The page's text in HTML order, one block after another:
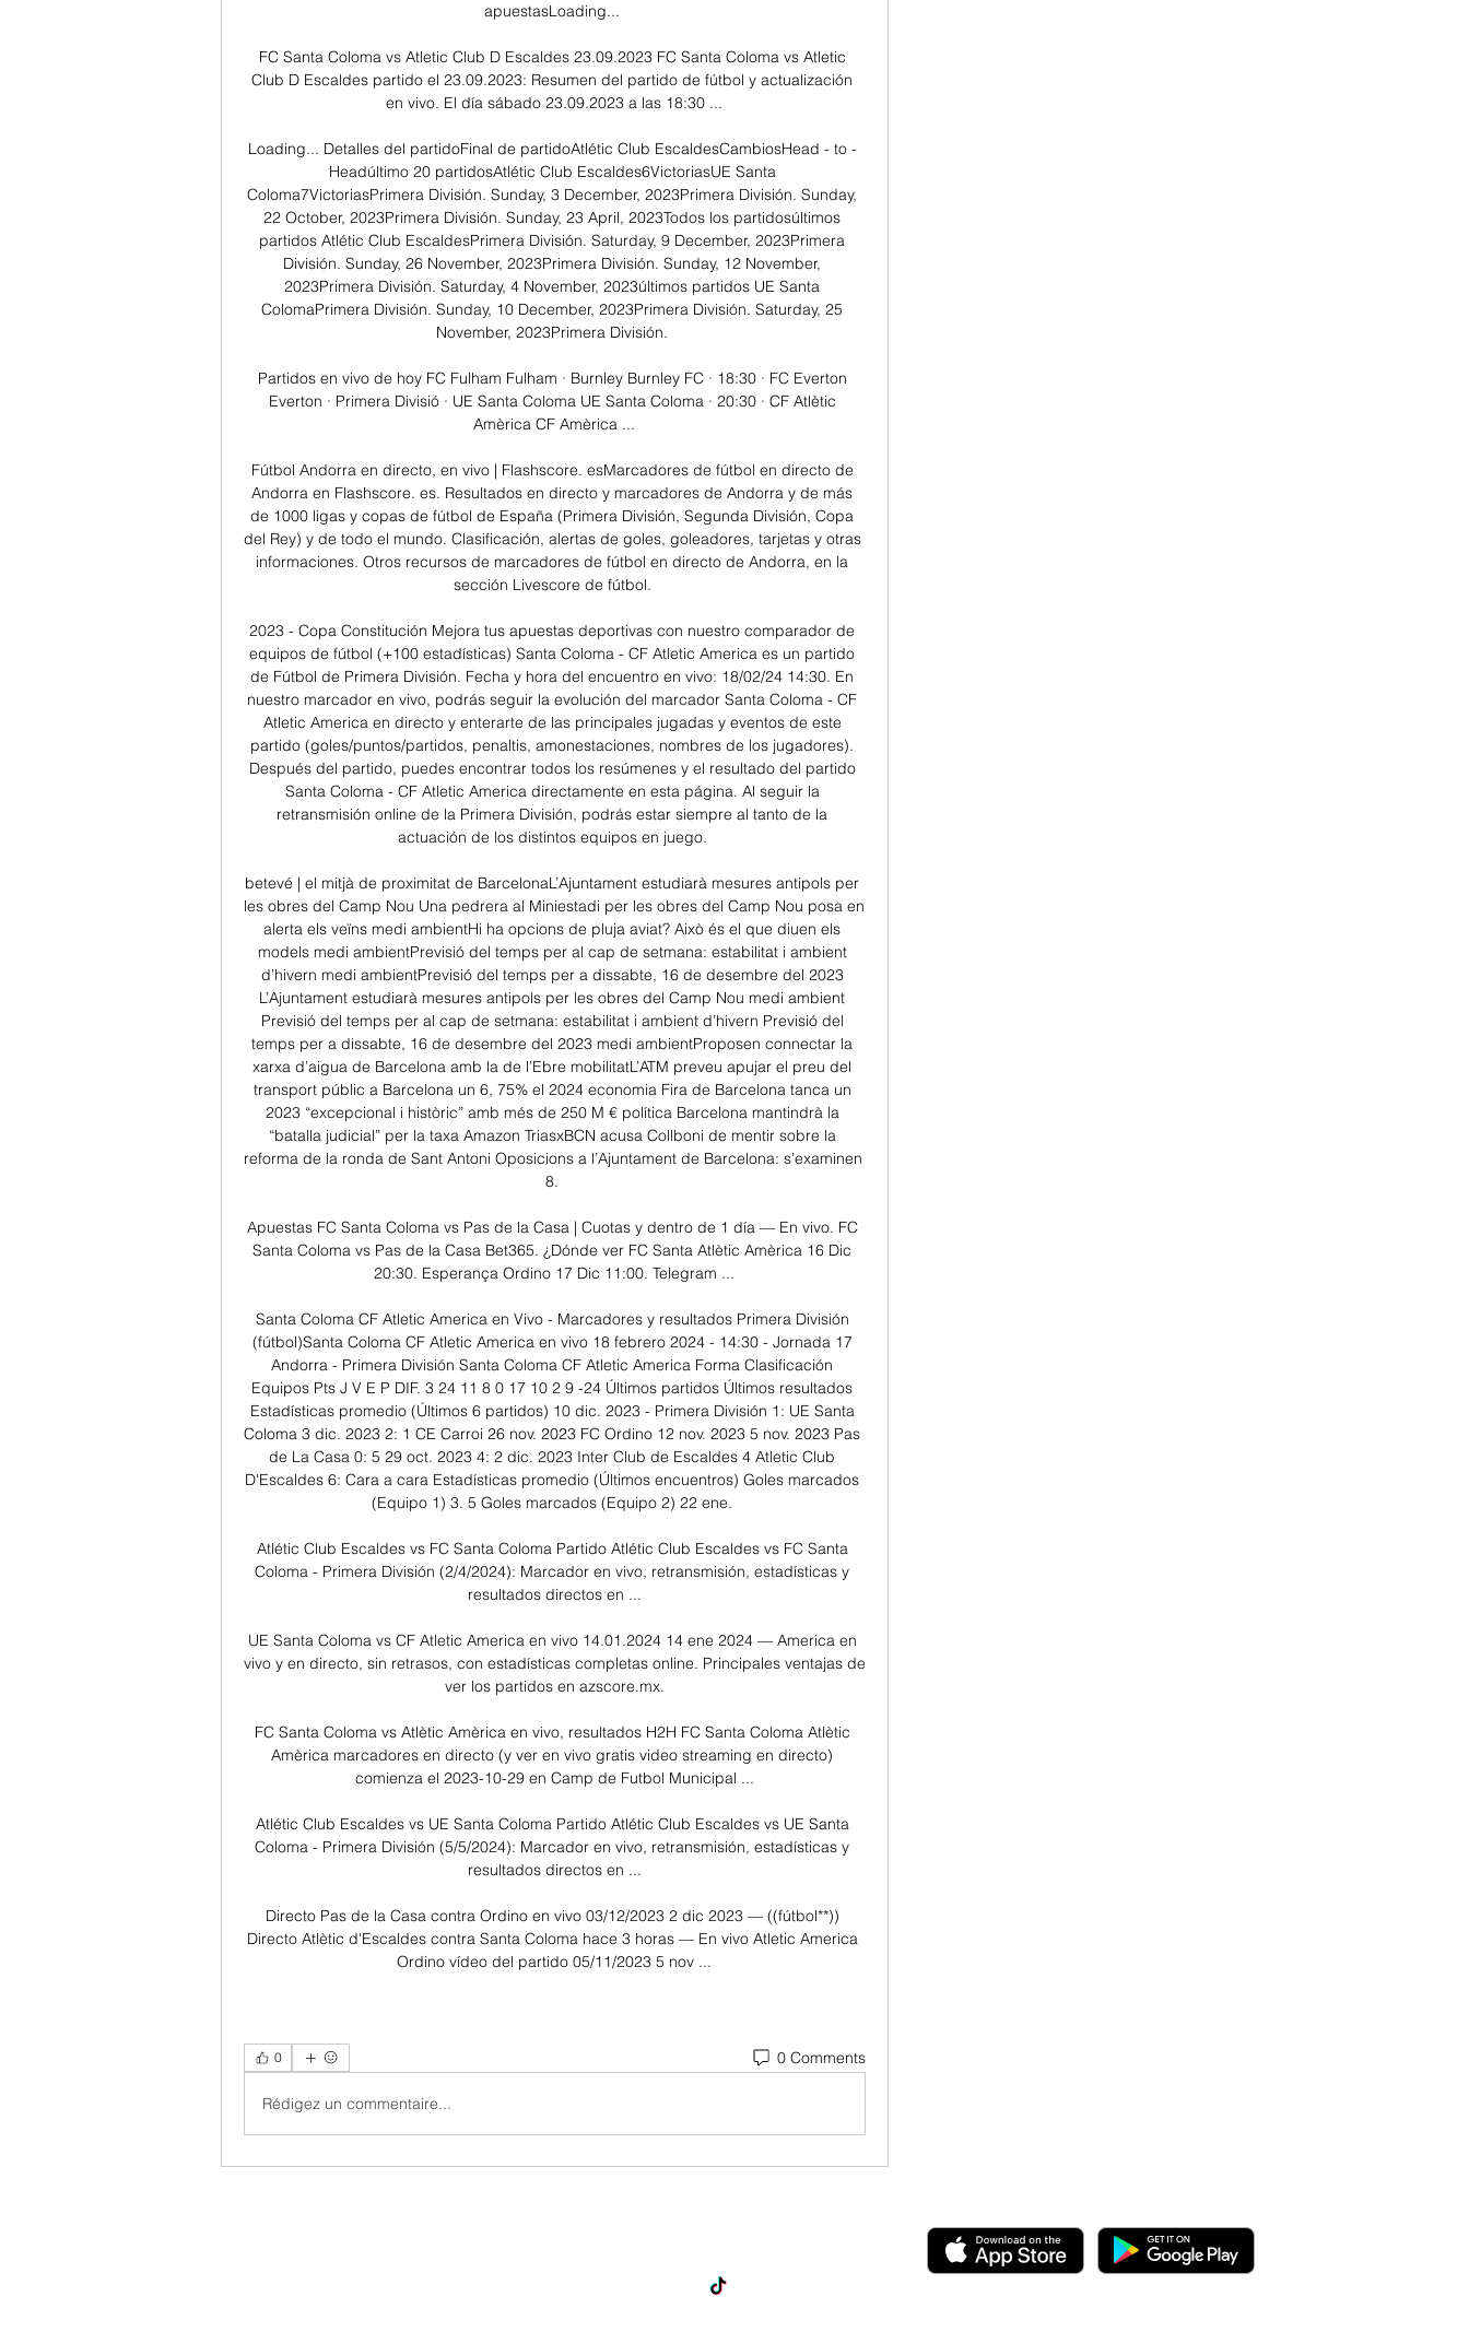
apuestasLoading...
FC Santa Coloma vs Atletic Club D Escaldes 23.09.2023 FC Santa Coloma vs Atletic
Club D Escaldes partido el 23.09.2023: Resumen del partido de fútbol y actualización
en vivo. El día sábado 23.09.2023 a las 18:30 ...
Loading... Detalles del partidoFinal de partidoAtlétic Club EscaldesCambiosHead - to -
Headúltimo 20 partidosAtlétic Club Escaldes6VictoriasUE Santa
Coloma7VictoriasPrimera División. Sunday, 3 December, 2023Primera División. Sunday,
22 October, 2023Primera División. Sunday, 23 April, 2023Todos los partidosúltimos
partidos Atlétic Club EscaldesPrimera División. Saturday, 9 December, 2023Primera
División. Sunday, 26 November, 2023Primera División. Sunday, 12 November,
2023Primera División. Saturday, 4 November, 2023últimos partidos UE Santa
ColomaPrimera División. Sunday, 10 December, 2023Primera División. Saturday, 25
November, 2023Primera División.
Partidos en vivo de hoy FC Fulham Fulham · Burnley Burnley FC · 18:30 · FC Everton
Everton · Primera Divisió · UE Santa Coloma UE Santa Coloma · 20:30 · CF Atlètic
Amèrica CF Amèrica ...
Fútbol Andorra en directo, en vivo | Flashscore. esMarcadores de fútbol en directo de
Andorra en Flashscore. es. Resultados en directo y marcadores de Andorra y de más
de 1000 ligas y copas de fútbol de España (Primera División, Segunda División, Copa
del Rey) y de todo el mundo. Clasificación, alertas de goles, goleadores, tarjetas y otras
informaciones. Otros recursos de marcadores de fútbol en directo de Andorra, en la
sección Livescore de fútbol.
2023 - Copa Constitución Mejora tus apuestas deportivas con nuestro comparador de
equipos de fútbol (+100 estadísticas) Santa Coloma - CF Atletic America es un partido
de Fútbol de Primera División. Fecha y hora del encuentro en vivo: 18/02/24 14:30. En
nuestro marcador en vivo, podrás seguir la evolución del marcador Santa Coloma - CF
Atletic America en directo y enterarte de las principales jugadas y eventos de este
partido (goles/puntos/partidos, penaltis, amonestaciones, nombres de los jugadores).
Después del partido, puedes encontrar todos los resúmenes y el resultado del partido
Santa Coloma - CF Atletic America directamente en esta página. Al seguir la
retransmisión online de la Primera División, podrás estar siempre al tanto de la
actuación de los distintos equipos en juego.
betevé | el mitjà de proximitat de BarcelonaL’Ajuntament estudiarà mesures antipols per
les obres del Camp Nou Una pedrera al Miniestadi per les obres del Camp Nou posa en
alerta els veïns medi ambientHi ha opcions de pluja aviat? Això és el que diuen els
models medi ambientPrevisió del temps per al cap de setmana: estabilitat i ambient
d’hivern medi ambientPrevisió del temps per a dissabte, 16 de desembre del 2023
L’Ajuntament estudiarà mesures antipols per les obres del Camp Nou medi ambient
Previsió del temps per al cap de setmana: estabilitat i ambient d’hivern Previsió del
temps per a dissabte, 16 de desembre del 2023 medi ambientProposen connectar la
xarxa d’aigua de Barcelona amb la de l’Ebre mobilitatL’ATM preveu apujar el preu del
transport públic a Barcelona un 6, 75% el 2024 economia Fira de Barcelona tanca un
2023 “excepcional i històric” amb més de 250 M € política Barcelona mantindrà la
“batalla judicial” per la taxa Amazon TriasxBCN acusa Collboni de mentir sobre la
reforma de la ronda de Sant Antoni Oposicions a l’Ajuntament de Barcelona: s’examinen
8.
Apuestas FC Santa Coloma vs Pas de la Casa | Cuotas y dentro de 1 día — En vivo. FC
Santa Coloma vs Pas de la Casa Bet365. ¿Dónde ver FC Santa Atlètic Amèrica 16 Dic
20:30. Esperança Ordino 17 Dic 11:00. Telegram ...
Santa Coloma CF Atletic America en Vivo - Marcadores y resultados Primera División
(fútbol)Santa Coloma CF Atletic America en vivo 18 febrero 2024 - 14:30 - Jornada 17
Andorra - Primera División Santa Coloma CF Atletic America Forma Clasificación
Equipos Pts J V E P DIF. 3 24 11 8 0 17 10 2 9 -24 Últimos partidos Últimos resultados
Estadísticas promedio (Últimos 6 partidos) 10 dic. 2023 - Primera División 1: UE Santa
Coloma 3 dic. 2023 2: 1 CE Carroi 26 nov. 2023 FC Ordino 12 nov. 2023 5 nov. 2023 Pas
de La Casa 0: 5 29 oct. 2023 4: 2 dic. 2023 Inter Club de Escaldes 4 Atletic Club
D'Escaldes 6: Cara a cara Estadísticas promedio (Últimos encuentros) Goles marcados
(Equipo 1) 3. 5 Goles marcados (Equipo 2) 22 ene.
Atlétic Club Escaldes vs FC Santa Coloma Partido Atlétic Club Escaldes vs FC Santa
Coloma - Primera División (2/4/2024): Marcador en vivo, retransmisión, estadísticas y
resultados directos en ...
UE Santa Coloma vs CF Atletic America en vivo 14.01.2024 14 ene 2024 — America en
vivo y en directo, sin retrasos, con estadísticas completas online. Principales ventajas de
ver los partidos en azscore.mx.
FC Santa Coloma vs Atlètic Amèrica en vivo, resultados H2H FC Santa Coloma Atlètic
Amèrica marcadores en directo (y ver en vivo gratis video streaming en directo)
comienza el 2023-10-29 en Camp de Futbol Municipal ...
Atlétic Club Escaldes vs UE Santa Coloma Partido Atlétic Club Escaldes vs UE Santa
Coloma - Primera División (5/5/2024): Marcador en vivo, retransmisión, estadísticas y
resultados directos en ...
Directo Pas de la Casa contra Ordino en vivo 03/12/2023 2 dic 2023 — ((fútbol**))
Directo Atlètic d'Escaldes contra Santa Coloma hace 3 horas — En vivo Atletic America
Ordino vídeo del partido 05/11/2023 5 nov ...
0 0 Comments
Rédigez un commentaire...